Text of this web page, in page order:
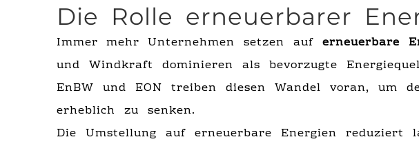
Die Rolle erneuerbarer
Immer mehr Unternehmen setzen auf erneuerbare
und Windkraft dominieren als bevorzugte
EnBW und EON treiben diesen Wandel voran, um
erheblich zu senken.
Die Umstellung auf erneuerbare Energien reduziert